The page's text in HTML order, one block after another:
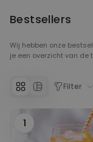
Bestsellers
Wij hebben onze
je een overzicht van
personaliseerbare
origineel cadeautje.
Filter
1